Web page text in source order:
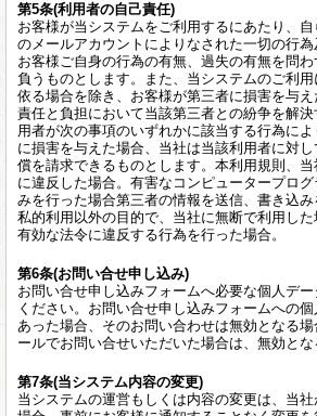
第5条(利用者の自己責任)
お客様が当システムをご利用するにあたり、
のメールアカウントによりなされた一切の行為
お客様ご自身の行為の有無、過失の有無を問
負うものとします。また、当システムのご利
依る場合を除き、お客様が第三者に損害を与
責任と負担において当該第三者との紛争を解
用者が次の事項のいずれかに該当する行為に
に損害を与えた場合、当社は当該利用者に対
償を請求できるものとします。本利用規則、
に違反した場合。有害なコンピュータープロ
みを行った場合第三者の情報を送信、書き込
私的利用以外の目的で、当社に無断で利用し
有効な法令に違反する行為を行った場合。
第6条(お問い合せ申し込み)
お問い合せ申し込みフォームへ必要な個人デ
ください。お問い合せ申し込みフォームへの
あった場合、そのお問い合わせは無効となる
ールでお問い合せいただいた場合は、無効とな
第7条(当システム内容の変更)
当システムの運営もしくは内容の変更は、当